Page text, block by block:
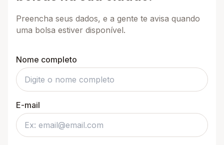
Preencha seus dados, e a gente te avisa quando
uma bolsa estiver disponível.
Nome completo
E-mail